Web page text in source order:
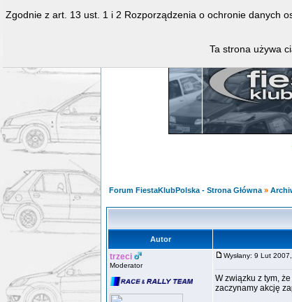
Forum FiestaKlubPolska - Strona Główna »
Autor
trzeci
Moderator
Wysłany: 9 Lut
W związku z tym,
zaczynamy akcję
Zgodnie z art. 13 ust. 1 i 2 Rozporządzenia o ochronie danych
Ta strona używa